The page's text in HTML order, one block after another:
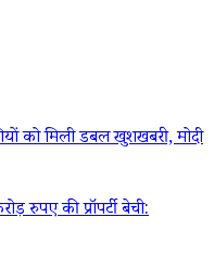
को मिली डबल खुशखबरी, मोदी
की प्रॉपर्टी बेची: